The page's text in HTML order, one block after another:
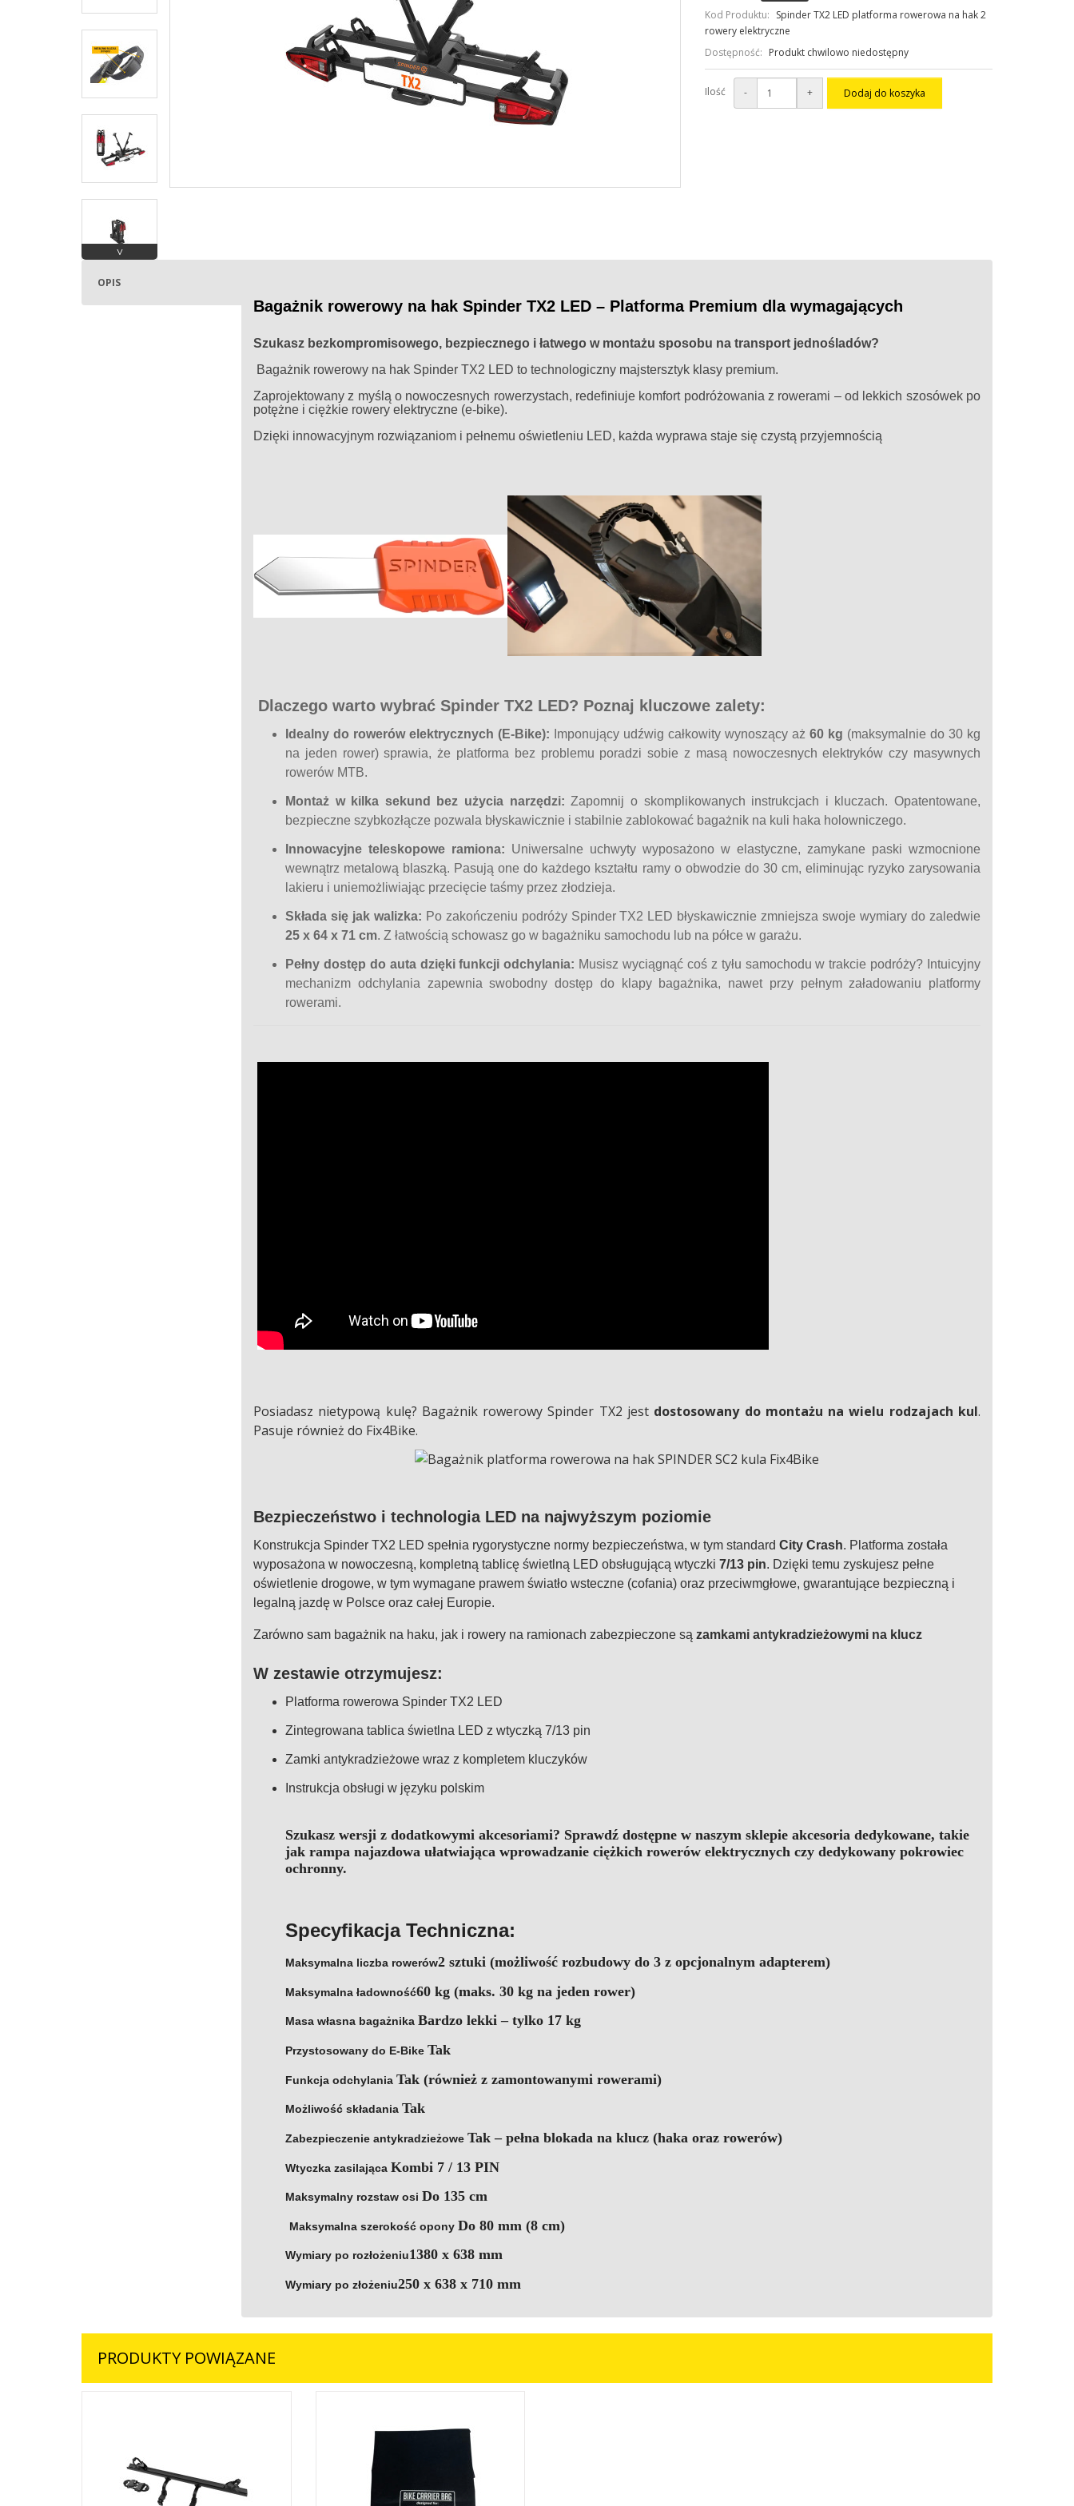
˅
Kod Produktu: Spinder TX2 LED platforma rowerowa na hak 2
rowery elektryczne
Dostępność: Produkt chwilowo niedostępny
Ilość - + Dodaj do koszyka
OPIS
Bagażnik rowerowy na hak Spinder TX2 LED – Platforma Premium dla wymagających
Szukasz bezkompromisowego, bezpiecznego i łatwego w montażu sposobu na transport jednośladów?
Bagażnik rowerowy na hak Spinder TX2 LED to technologiczny majstersztyk klasy premium.
Zaprojektowany z myślą o nowoczesnych rowerzystach, redefiniuje komfort podróżowania z rowerami – od lekkich szosówek po
potężne i ciężkie rowery elektryczne (e-bike).
Dzięki innowacyjnym rozwiązaniom i pełnemu oświetleniu LED, każda wyprawa staje się czystą przyjemnością
Dlaczego warto wybrać Spinder TX2 LED? Poznaj kluczowe zalety:
Idealny do rowerów elektrycznych (E-Bike): Imponujący udźwig całkowity wynoszący aż 60 kg (maksymalnie do 30 kg
na jeden rower) sprawia, że platforma bez problemu poradzi sobie z masą nowoczesnych elektryków czy masywnych
rowerów MTB.
Montaż w kilka sekund bez użycia narzędzi: Zapomnij o skomplikowanych instrukcjach i kluczach. Opatentowane,
bezpieczne szybkozłącze pozwala błyskawicznie i stabilnie zablokować bagażnik na kuli haka holowniczego.
Innowacyjne teleskopowe ramiona: Uniwersalne uchwyty wyposażono w elastyczne, zamykane paski wzmocnione
wewnątrz metalową blaszką. Pasują one do każdego kształtu ramy o obwodzie do 30 cm, eliminując ryzyko zarysowania
lakieru i uniemożliwiając przecięcie taśmy przez złodzieja.
Składa się jak walizka: Po zakończeniu podróży Spinder TX2 LED błyskawicznie zmniejsza swoje wymiary do zaledwie
25 x 64 x 71 cm. Z łatwością schowasz go w bagażniku samochodu lub na półce w garażu.
Pełny dostęp do auta dzięki funkcji odchylania: Musisz wyciągnąć coś z tyłu samochodu w trakcie podróży? Intuicyjny
mechanizm odchylania zapewnia swobodny dostęp do klapy bagażnika, nawet przy pełnym załadowaniu platformy
rowerami.
Posiadasz nietypową kulę? Bagażnik rowerowy Spinder TX2 jest dostosowany do montażu na wielu rodzajach kul.
Pasuje również do Fix4Bike.
Bezpieczeństwo i technologia LED na najwyższym poziomie
Konstrukcja Spinder TX2 LED spełnia rygorystyczne normy bezpieczeństwa, w tym standard City Crash. Platforma została
wyposażona w nowoczesną, kompletną tablicę świetlną LED obsługującą wtyczki 7/13 pin. Dzięki temu zyskujesz pełne
oświetlenie drogowe, w tym wymagane prawem światło wsteczne (cofania) oraz przeciwmgłowe, gwarantujące bezpieczną i
legalną jazdę w Polsce oraz całej Europie.
Zarówno sam bagażnik na haku, jak i rowery na ramionach zabezpieczone są zamkami antykradzieżowymi na klucz
W zestawie otrzymujesz:
Platforma rowerowa Spinder TX2 LED
Zintegrowana tablica świetlna LED z wtyczką 7/13 pin
Zamki antykradzieżowe wraz z kompletem kluczyków
Instrukcja obsługi w języku polskim
Szukasz wersji z dodatkowymi akcesoriami? Sprawdź dostępne w naszym sklepie akcesoria dedykowane, takie
jak rampa najazdowa ułatwiająca wprowadzanie ciężkich rowerów elektrycznych czy dedykowany pokrowiec
ochronny.
Specyfikacja Techniczna:
Maksymalna liczba rowerów2 sztuki (możliwość rozbudowy do 3 z opcjonalnym adapterem)
Maksymalna ładowność60 kg (maks. 30 kg na jeden rower)
Masa własna bagażnika Bardzo lekki – tylko 17 kg
Przystosowany do E-Bike Tak
Funkcja odchylania Tak (również z zamontowanymi rowerami)
Możliwość składania Tak
Zabezpieczenie antykradzieżowe Tak– pełna blokada na klucz (haka oraz rowerów)
Wtyczka zasilająca Kombi 7 / 13 PIN
Maksymalny rozstaw osi Do 135 cm
Maksymalna szerokość opony Do 80 mm (8 cm)
Wymiary po rozłożeniu1380 x 638 mm
Wymiary po złożeniu250 x 638 x 710 mm
PRODUKTY POWIĄZANE